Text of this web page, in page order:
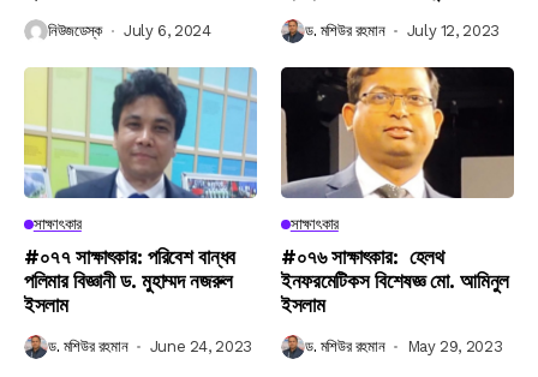
নিউজডেস্ক July 6, 2024 ড. মশিউর রহমান July 12, 2023
সাক্ষাৎকার
#০৭৭ সাক্ষাৎকার: পরিবেশ বান্ধব
পলিমার বিজ্ঞানী ড. মুহাম্মদ নজরুল
ইসলাম
ড. মশিউর রহমান June 24, 2023
সাক্ষাৎকার
#০৭৬ সাক্ষাৎকার: হেলথ
ইনফরমেটিকস বিশেষজ্ঞ মো. আমিনুল
ইসলাম
ড. মশিউর রহমান May 29, 2023